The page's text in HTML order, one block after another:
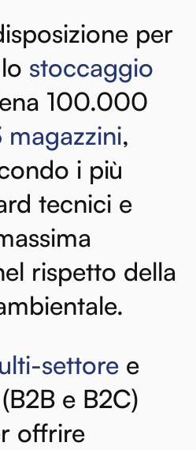
per
lo stoccaggio
100.000
magazzini,
i più
tecnici e
rispetto della
settore e
(B2B e B2C)
offrire